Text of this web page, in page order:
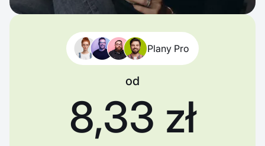
Plany Pro
od
8,33 zł